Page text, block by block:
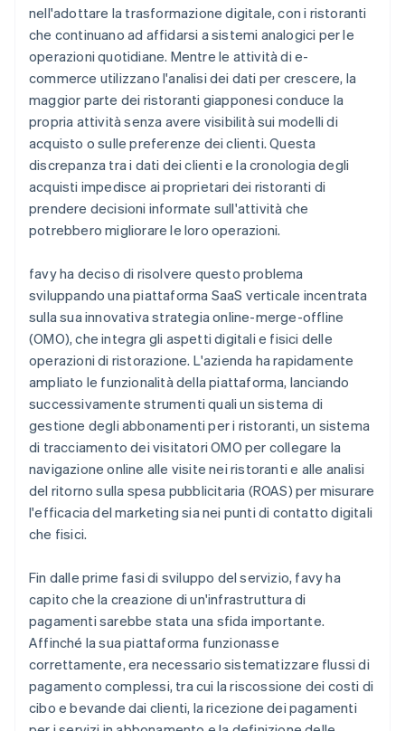
nell'adottare la trasformazione digitale, con i ristoranti
che continuano ad affidarsi a sistemi analogici per le
operazioni quotidiane. Mentre le attività di e-
commerce utilizzano l'analisi dei dati per crescere, la
maggior parte dei ristoranti giapponesi conduce la
propria attività senza avere visibilità sui modelli di
acquisto o sulle preferenze dei clienti. Questa
discrepanza tra i dati dei clienti e la cronologia degli
acquisti impedisce ai proprietari dei ristoranti di
prendere decisioni informate sull'attività che
potrebbero migliorare le loro operazioni.
favy ha deciso di risolvere questo problema
sviluppando una piattaforma SaaS verticale incentrata
sulla sua innovativa strategia online-merge-offline
(OMO), che integra gli aspetti digitali e fisici delle
operazioni di ristorazione. L'azienda ha rapidamente
ampliato le funzionalità della piattaforma, lanciando
successivamente strumenti quali un sistema di
gestione degli abbonamenti per i ristoranti, un sistema
di tracciamento dei visitatori OMO per collegare la
navigazione online alle visite nei ristoranti e alle analisi
del ritorno sulla spesa pubblicitaria (ROAS) per misurare
l'efficacia del marketing sia nei punti di contatto digitali
che fisici.
Fin dalle prime fasi di sviluppo del servizio, favy ha
capito che la creazione di un'infrastruttura di
pagamenti sarebbe stata una sfida importante.
Affinché la sua piattaforma funzionasse
correttamente, era necessario sistematizzare flussi di
pagamento complessi, tra cui la riscossione dei costi di
cibo e bevande dai clienti, la ricezione dei pagamenti